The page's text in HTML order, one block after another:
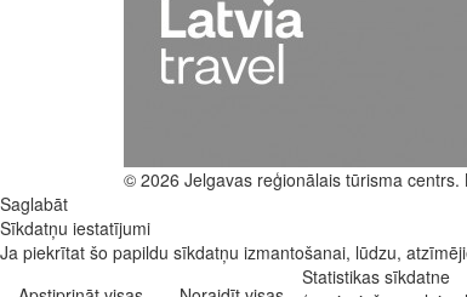
© 2026 Jelgavas reģionālais tūrisma centrs.
Saglabāt
Sīkdatņu iestatījumi
Ja piekrītat šo papildu sīkdatņu izmantošanai, lūdzu,
Statistikas sīkdatne